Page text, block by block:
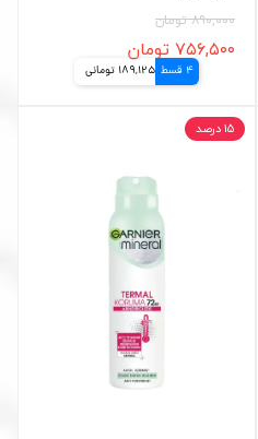
۸۹۰,۰۰۰ تومان
۷۵۶,۵۰۰ تومان
4 قسط 189,125 تومانی
۱۵ درصد